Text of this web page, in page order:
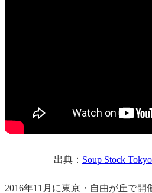
出典： Soup Stock
2016年11月に東京・自由が丘で